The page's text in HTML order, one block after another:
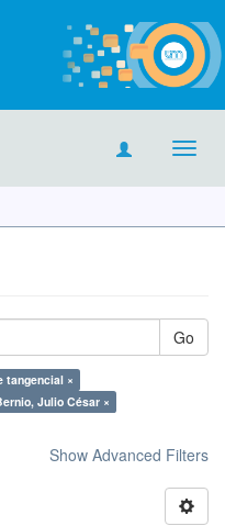
Go
tangencial ×
Julio César ×
Show Advanced Filters